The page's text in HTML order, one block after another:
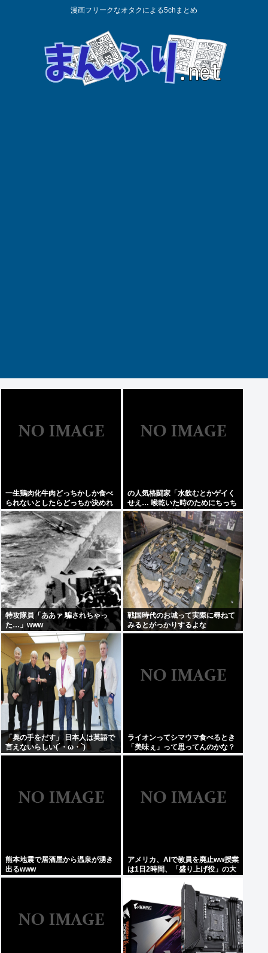
漫画フリークなオタクによる5chまとめ
一生鶏肉化牛肉どっちかしか食べ
られないとしたらどっちか決めれ
る？
の人気格闘家「水飲むとかゲイく
せえ… 喉乾いた時のためにちっち
ゃいゲイ水筒持ち歩くとか。」
特攻隊員「ああァ 騙されちゃっ
た…」www
戦国時代のお城って実際に尋ねて
みるとがっかりするよな
「奥の手をだす」 日本人は英語で
言えないらしい(´・ω・`)
ライオンってシマウマ食べるとき
「美味ぇ」って思ってんのかな？
熊本地震で居酒屋から温泉が湧き
出るwww
アメリカ、AIで教員を廃止ww授業
は1日2時間、「盛り上げ役」の大